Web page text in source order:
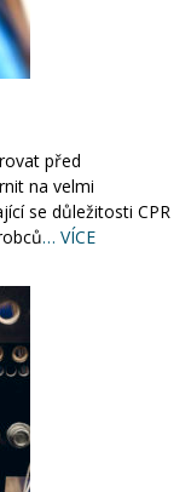
před
na velmi
se důležitosti CPR
… VÍCE